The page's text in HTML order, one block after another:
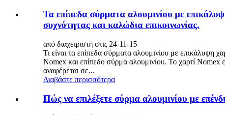
Τα επίπεδα σύρματα αλουμινίου με
συχνότητας και καλώδια επικοινωνίας.
από διαχειριστή στις 24-11-15
Τι είναι τα επίπεδα σύρματα αλουμινίου με επικάλυψη
Nomex και επίπεδο σύρμα αλουμινίου. Το χαρτί Nomex
αναφέρεται σε...
Διαβάστε περισσότερα
Πώς να επιλέξετε σύρμα αλουμινίου με